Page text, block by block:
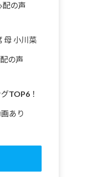
配の声
母 小川菜
の声
TOP6！
あり